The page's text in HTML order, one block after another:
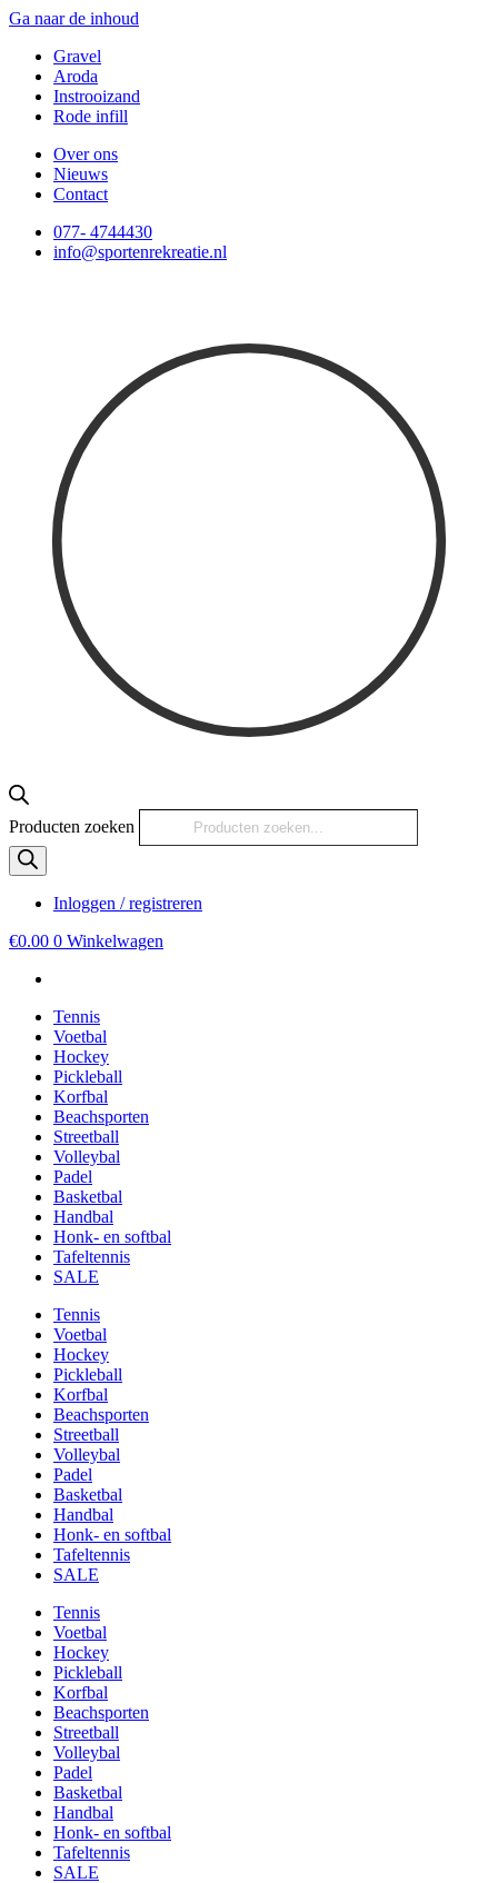
Ga naar de inhoud
Gravel
Aroda
Instrooizand
Rode infill
Over ons
Nieuws
Contact
077- 4744430
info@sportenrekreatie.nl
Producten zoeken
Inloggen / registreren
€0.00 0 Winkelwagen
Tennis
Voetbal
Hockey
Pickleball
Korfbal
Beachsporten
Streetball
Volleybal
Padel
Basketbal
Handbal
Honk- en softbal
Tafeltennis
SALE
Tennis
Voetbal
Hockey
Pickleball
Korfbal
Beachsporten
Streetball
Volleybal
Padel
Basketbal
Handbal
Honk- en softbal
Tafeltennis
SALE
Tennis
Voetbal
Hockey
Pickleball
Korfbal
Beachsporten
Streetball
Volleybal
Padel
Basketbal
Handbal
Honk- en softbal
Tafeltennis
SALE